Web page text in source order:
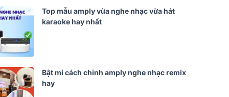
Top mẫu amply vừa nghe nhạc vừa hát
karaoke hay nhất
Bật mí cách chỉnh amply nghe nhạc remix
hay